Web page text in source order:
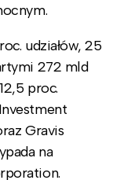
udziałów, 25
272 mld
proc.
Gravis
na